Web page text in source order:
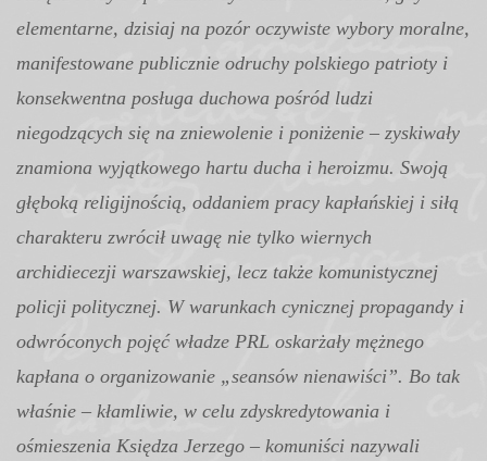
elementarne, dzisiaj na pozór oczywiste wybory moralne,
manifestowane publicznie odruchy polskiego patrioty i
konsekwentna posługa duchowa pośród ludzi
niegodzących się na zniewolenie i poniżenie – zyskiwały
znamiona wyjątkowego hartu ducha i heroizmu. Swoją
głęboką religijnością, oddaniem pracy kapłańskiej i siłą
charakteru zwrócił uwagę nie tylko wiernych
archidiecezji warszawskiej, lecz także komunistycznej
policji politycznej. W warunkach cynicznej propagandy i
odwróconych pojęć władze PRL oskarżały mężnego
kapłana o organizowanie „seansów nienawiści”. Bo tak
właśnie – kłamliwie, w celu zdyskredytowania i
ośmieszenia Księdza Jerzego – komuniści nazywali